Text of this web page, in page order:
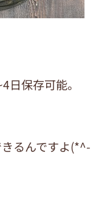
日保存可能。
るんですよ(*^-